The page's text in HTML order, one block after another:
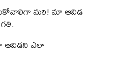
మరి! మా ఆవిడ
ఆవిడని ఎలా